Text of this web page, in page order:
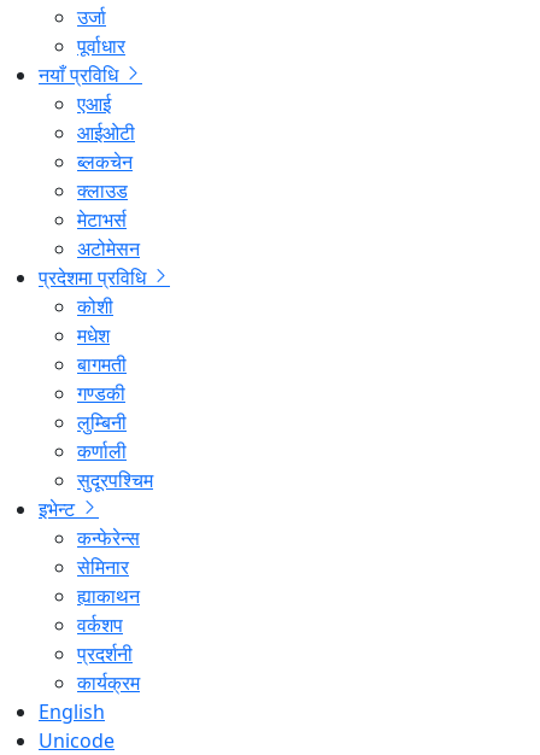
उर्जा
पूर्वाधार
नयाँ प्रविधि
एआई
आईओटी
ब्लकचेन
क्लाउड
मेटाभर्स
अटोमेसन
प्रदेशमा प्रविधि
कोशी
मधेश
बागमती
गण्डकी
लुम्बिनी
कर्णाली
सुदूरपश्चिम
इभेन्ट
कन्फेरेन्स
सेमिनार
ह्याकाथन
वर्कशप
प्रदर्शनी
कार्यक्रम
English
Unicode